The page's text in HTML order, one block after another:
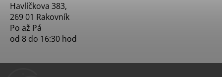
Havlíčkova 383,
269 01 Rakovník
Po až Pá
od 8 do 16:30 hod